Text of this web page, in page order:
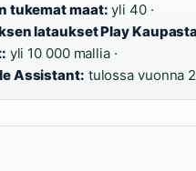
tukemat maat: yli 40 ·
lataukset Play
yli 10 000 mallia ·
Assistant: tulossa vuonna